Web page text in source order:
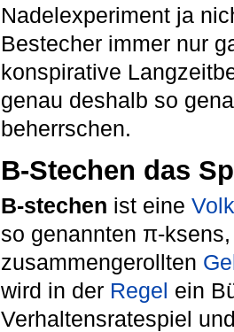
Nadelexperiment ja
Bestecher immer nur
konspirative
genau deshalb so
beherrschen.
B-Stechen das
B-stechen ist eine
so genannten π-
zusammengerollten
wird in der Regel ein
Verhaltensratespiel